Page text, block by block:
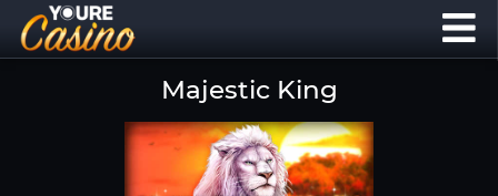
Majestic King